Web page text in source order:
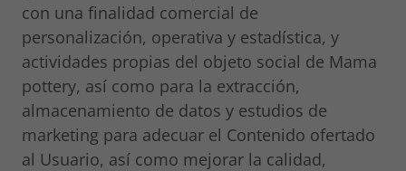
con una finalidad comercial de
personalización, operativa y estadística, y
actividades propias del objeto social de Mama
pottery, así como para la extracción,
almacenamiento de datos y estudios de
marketing para adecuar el Contenido ofertado
al Usuario, así como mejorar la calidad,